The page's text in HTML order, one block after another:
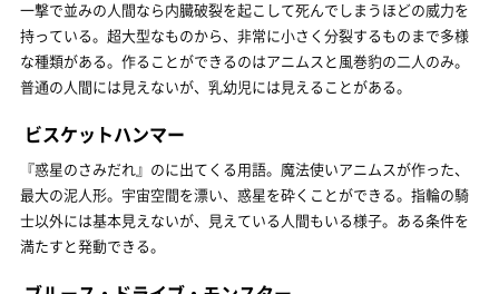
一撃で並みの人間なら内臓破裂を起こして死んでしまうほどの威力を
持っている。超大型なものから、非常に小さく分裂するものまで多様
な種類がある。作ることができるのはアニムスと風巻豹の二人のみ。
普通の人間には見えないが、乳幼児には見えることがある。
ビスケットハンマー
『惑星のさみだれ』のに出てくる用語。魔法使いアニムスが作った、
最大の泥人形。宇宙空間を漂い、惑星を砕くことができる。指輪の騎
士以外には基本見えないが、見えている人間もいる様子。ある条件を
満たすと発動できる。